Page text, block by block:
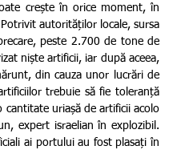
crește în orice moment, în
autorităților locale, sursa
peste 2.700 de tone de
niște artificii, iar după aceea,
din cauza unor lucrări de
trebuie să fie toleranță
cantitate uriașă de artificii acolo
expert israelian în explozibil.
ai portului au fost plasați în